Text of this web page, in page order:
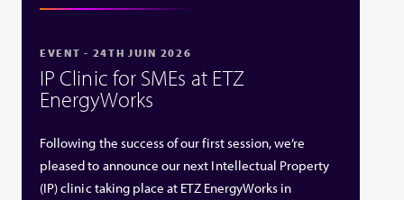
EVENT - 24TH JUIN 2026
IP Clinic for SMEs at ETZ
EnergyWorks
Following the success of our first session, we’re
pleased to announce our next Intellectual Property
(IP) clinic taking place at ETZ EnergyWorks in